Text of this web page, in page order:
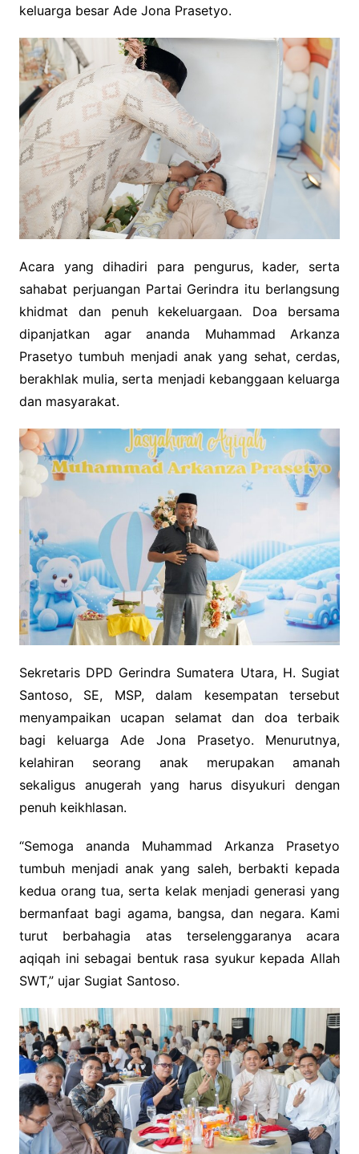
keluarga besar Ade Jona Prasetyo.
Acara yang dihadiri para pengurus, kader, serta
sahabat perjuangan Partai Gerindra itu berlangsung
khidmat dan penuh kekeluargaan. Doa bersama
dipanjatkan agar ananda Muhammad Arkanza
Prasetyo tumbuh menjadi anak yang sehat, cerdas,
berakhlak mulia, serta menjadi kebanggaan keluarga
dan masyarakat.
Sekretaris DPD Gerindra Sumatera Utara, H. Sugiat
Santoso, SE, MSP, dalam kesempatan tersebut
menyampaikan ucapan selamat dan doa terbaik
bagi keluarga Ade Jona Prasetyo. Menurutnya,
kelahiran seorang anak merupakan amanah
sekaligus anugerah yang harus disyukuri dengan
penuh keikhlasan.
“Semoga ananda Muhammad Arkanza Prasetyo
tumbuh menjadi anak yang saleh, berbakti kepada
kedua orang tua, serta kelak menjadi generasi yang
bermanfaat bagi agama, bangsa, dan negara. Kami
turut berbahagia atas terselenggaranya acara
aqiqah ini sebagai bentuk rasa syukur kepada Allah
SWT,” ujar Sugiat Santoso.